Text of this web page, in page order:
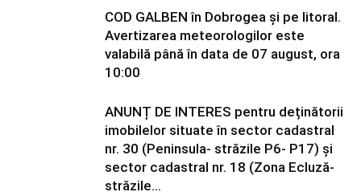
COD GALBEN în Dobrogea și pe litoral.
Avertizarea meteorologilor este
valabilă până în data de 07 august, ora
10:00
ANUNȚ DE INTERES pentru deținătorii
imobilelor situate în sector cadastral
nr. 30 (Peninsula- străzile P6- P17) și
sector cadastral nr. 18 (Zona Ecluză-
străzile...